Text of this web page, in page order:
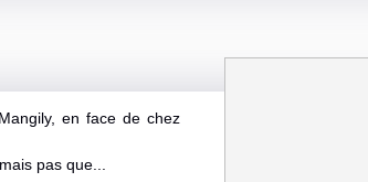
en face de chez
pas que...